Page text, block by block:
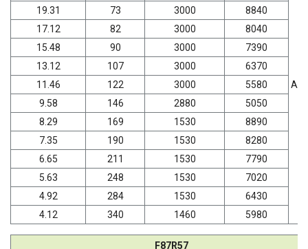
19.31
73 3000
8840
17.12
82 3000
8040
15.48
90 3000
7390
13.12
107 3000
6370
11.46
122 3000
5580
9.58
146 2880
5050
8.29
169 1530
8890
7.35
190 1530
8280
6.65
211 1530
7790
5.63
248 1530
7020
4.92
284 1530
6430
4.12
340 1460 5980
F87R57